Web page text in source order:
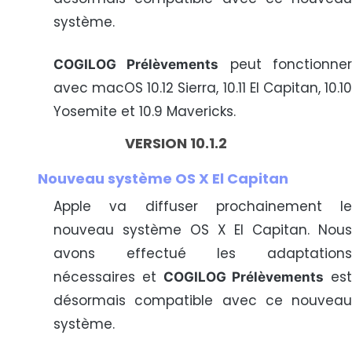
système.
COGILOG Prélèvements
peut fonctionner
avec macOS 10.12 Sierra, 10.11 El Capitan, 10.10
Yosemite et 10.9 Mavericks.
VERSION 10.1.2
Nouveau système OS X El Capitan
Apple va diffuser prochainement le
nouveau système OS X El Capitan. Nous
avons effectué les adaptations
nécessaires et COGILOG Prélèvements est
désormais compatible avec ce nouveau
système.